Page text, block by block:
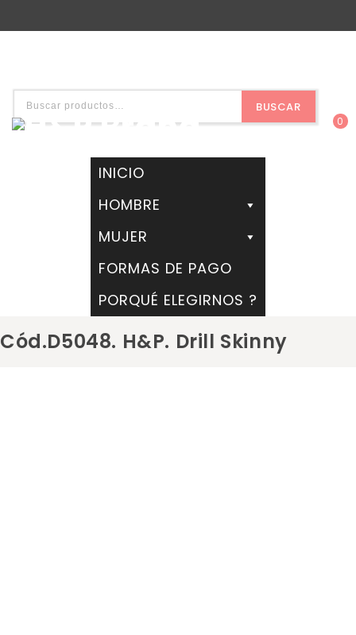
BUSCAR
0
INICIO
HOMBRE
MUJER
FORMAS DE PAGO
PORQUÉ ELEGIRNOS ?
Cód.D5048. H&P. Drill Skinny